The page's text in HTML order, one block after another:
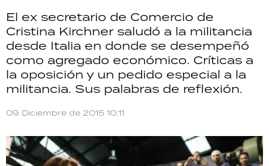
El ex secretario de Comercio de
Cristina Kirchner saludó a la militancia
desde Italia en donde se desempeñó
como agregado económico. Críticas a
la oposición y un pedido especial a la
militancia. Sus palabras de reflexión.
09 Diciembre de 2015 10:11
ECONOMÍA
GRAN HERMANO
SALUD
DEPORTES